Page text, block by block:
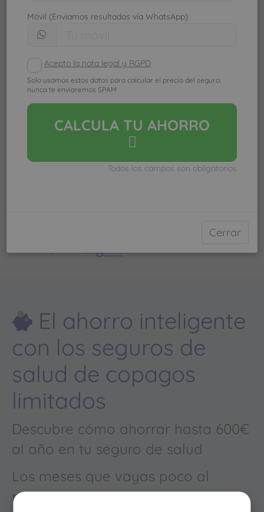
Ver mapa más grande
El ahorro inteligente
con los seguros de
salud de copagos
limitados
Descubre cómo ahorrar hasta 600€
al año en tu seguro de salud
Los meses que vayas poco al
médico pagarás muy poco, y
Móvil (Enviamos resultados vía WhatsApp)
Acepto la nota legal y RGPD
Solo usamos estos datos para calcular el precio del seguro,
nunca te enviaremos SPAM
CALCULA TU AHORRO
Todos los campos son obligatorios
Cerrar